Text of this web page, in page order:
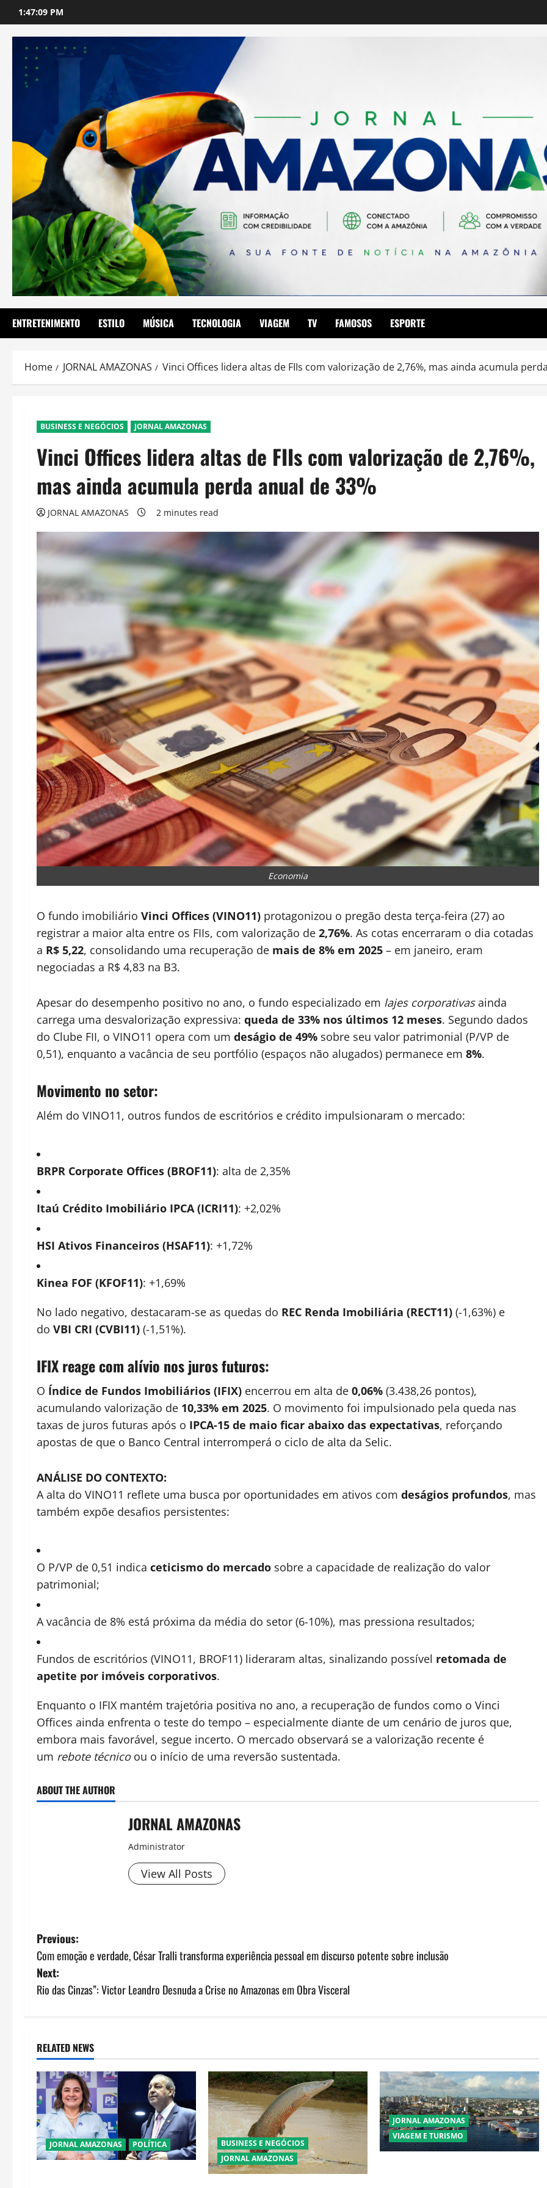
to
content
1:47:11 PM
ENTRETENIMENTO ESTILO MÚSICA TECNOLOGIA VIAGEM TV FAMOSOS ESPORTE
Home JORNAL AMAZONAS Vinci Offices lidera altas de FIIs com valorização de 2,76%, mas ainda acumula
BUSINESS E NEGÓCIOS JORNAL AMAZONAS
Vinci Offices lidera altas de FIIs com valorização de 2,76%,
mas ainda acumula perda anual de 33%
JORNAL AMAZONAS 2 minutes read
Economia
O fundo imobiliário Vinci Offices (VINO11) protagonizou o pregão desta terça-feira (27) ao
registrar a maior alta entre os FIIs, com valorização de 2,76%. As cotas encerraram o dia cotadas
a R$ 5,22, consolidando uma recuperação de mais de 8% em 2025 – em janeiro, eram
negociadas a R$ 4,83 na B3.
Apesar do desempenho positivo no ano, o fundo especializado em lajes corporativasainda
carrega uma desvalorização expressiva: queda de 33% nos últimos 12 meses. Segundo dados
do Clube FII, o VINO11 opera com um deságio de 49% sobre seu valor patrimonial (P/VP de
0,51), enquanto a vacância de seu portfólio (espaços não alugados) permanece em 8%.
Movimento no setor:
Além do VINO11, outros fundos de escritórios e crédito impulsionaram o mercado:
BRPR Corporate Offices (BROF11): alta de 2,35%
Itaú Crédito Imobiliário IPCA (ICRI11): +2,02%
HSI Ativos Financeiros (HSAF11): +1,72%
Kinea FOF (KFOF11): +1,69%
No lado negativo, destacaram-se as quedas do REC Renda Imobiliária (RECT11) (-1,63%) e
do VBI CRI (CVBI11) (-1,51%).
IFIX reage com alívio nos juros futuros:
O Índice de Fundos Imobiliários (IFIX) encerrou em alta de 0,06% (3.438,26 pontos),
acumulando valorização de 10,33% em 2025. O movimento foi impulsionado pela queda nas
taxas de juros futuras após o IPCA-15 de maio ficar abaixo das expectativas, reforçando
apostas de que o Banco Central interromperá o ciclo de alta da Selic.
ANÁLISE DO CONTEXTO:
A alta do VINO11 reflete uma busca por oportunidades em ativos com deságios profundos, mas
também expõe desafios persistentes:
O P/VP de 0,51 indica ceticismo do mercado sobre a capacidade de realização do valor
patrimonial;
A vacância de 8% está próxima da média do setor (6-10%), mas pressiona resultados;
Fundos de escritórios (VINO11, BROF11) lideraram altas, sinalizando possível retomada de
apetite por imóveis corporativos.
Enquanto o IFIX mantém trajetória positiva no ano, a recuperação de fundos como o Vinci
Offices ainda enfrenta o teste do tempo – especialmente diante de um cenário de juros que,
embora mais favorável, segue incerto. O mercado observará se a valorização recente é
um rebote técnicoou o início de uma reversão sustentada.
ABOUT THE AUTHOR
JORNAL AMAZONAS
Administrator
View All Posts
P
o
s
n
a
v
i
g
Previous:
Com emoção e verdade, César Tralli transforma experiência pessoal em discurso potente sobre inclusão
Next:
Rio das Cinzas”: Victor Leandro Desnuda a Crise no Amazonas em Obra Visceral
RELATED NEWS
JORNAL AMAZONAS POLÍTICA
BUSINESS E NEGÓCIOS
JORNAL AMAZONAS
JORNAL AMAZONAS
VIAGEM E TURISMO